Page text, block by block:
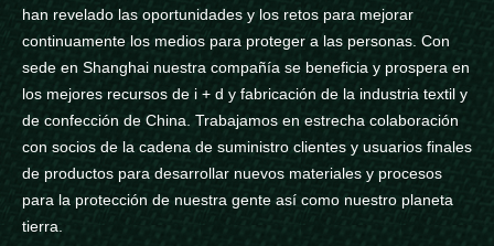
han revelado las oportunidades y los retos para mejorar
continuamente los medios para proteger a las personas. Con
sede en Shanghai nuestra compañía se beneficia y prospera en
los mejores recursos de i + d y fabricación de la industria textil y
de confección de China. Trabajamos en estrecha colaboración
con socios de la cadena de suministro clientes y usuarios finales
de productos para desarrollar nuevos materiales y procesos
para la protección de nuestra gente así como nuestro planeta
tierra.